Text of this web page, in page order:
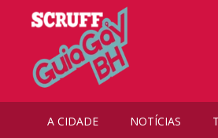
A CIDADE NOTÍCIAS